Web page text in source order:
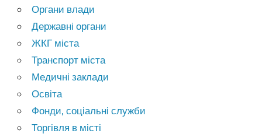
Органи влади
Державні органи
ЖКГ міста
Транспорт міста
Медичні заклади
Освіта
Фонди, соціальні служби
Торгівля в місті